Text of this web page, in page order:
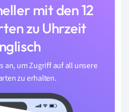
mit den 12
zu Uhrzeit
an, um Zugriff auf all unsere
zu erhalten.